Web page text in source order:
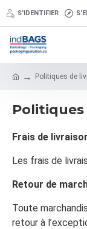
S'IDENTIFIER
Politiques de
Politiques
Frais de
Les frais de
Retour de
Toute
retour à